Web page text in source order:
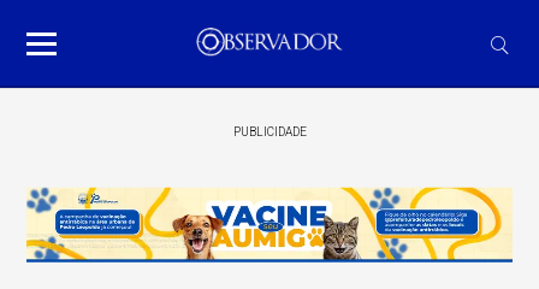
PUBLICIDADE